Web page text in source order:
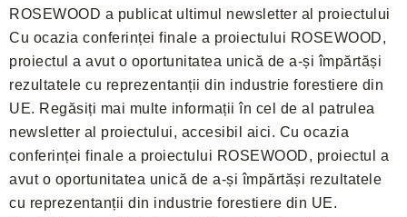
ROSEWOOD a publicat ultimul newsletter al proiectului
Cu ocazia conferinței finale a proiectului ROSEWOOD,
proiectul a avut o oportunitatea unică de a-și împărtăși
rezultatele cu reprezentanții din industrie forestiere din
UE. Regăsiți mai multe informații în cel de al patrulea
newsletter al proiectului, accesibil aici. Cu ocazia
conferinței finale a proiectului ROSEWOOD, proiectul a
avut o oportunitatea unică de a-și împărtăși rezultatele
cu reprezentanții din industrie forestiere din UE.